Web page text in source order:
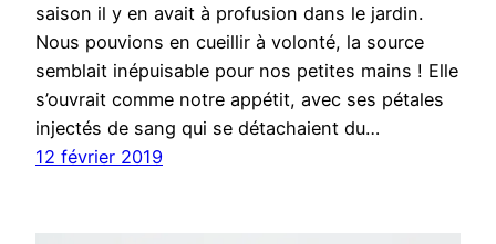
saison il y en avait à profusion dans le jardin.
Nous pouvions en cueillir à volonté, la source
semblait inépuisable pour nos petites mains ! Elle
s’ouvrait comme notre appétit, avec ses pétales
injectés de sang qui se détachaient du…
12 février 2019